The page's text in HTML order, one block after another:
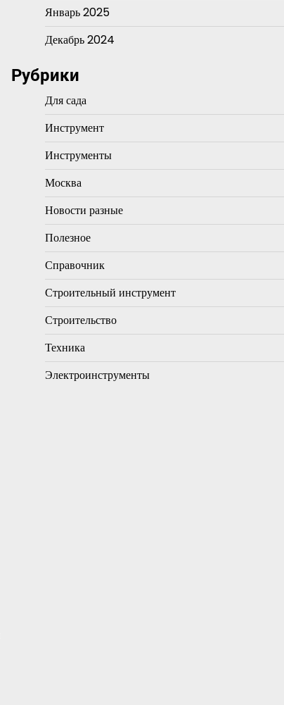
Январь 2025
Декабрь 2024
Рубрики
Для сада
Инструмент
Инструменты
Москва
Новости разные
Полезное
Справочник
Строительный инструмент
Строительство
Техника
Электроинструменты